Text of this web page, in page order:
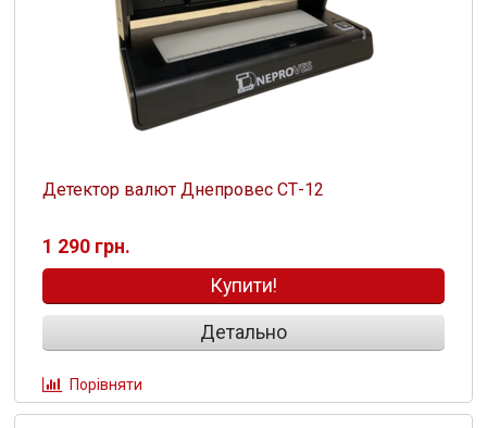
Детектор валют Днепровес СТ-12
1 290 грн.
Купити!
Детально
Порівняти